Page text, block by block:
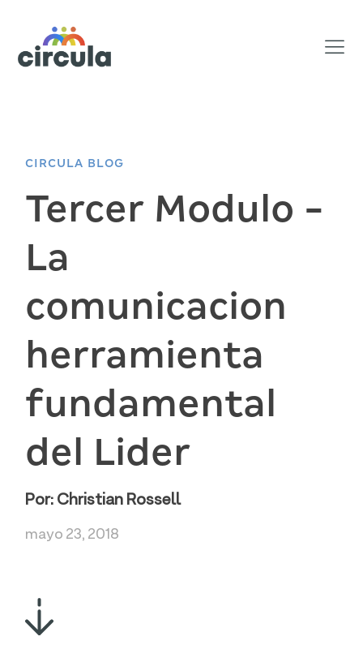
CIRCULA BLOG
Tercer Modulo -
La
comunicacion
herramienta
fundamental
del Lider
Por:Christian Rossell
mayo 23, 2018